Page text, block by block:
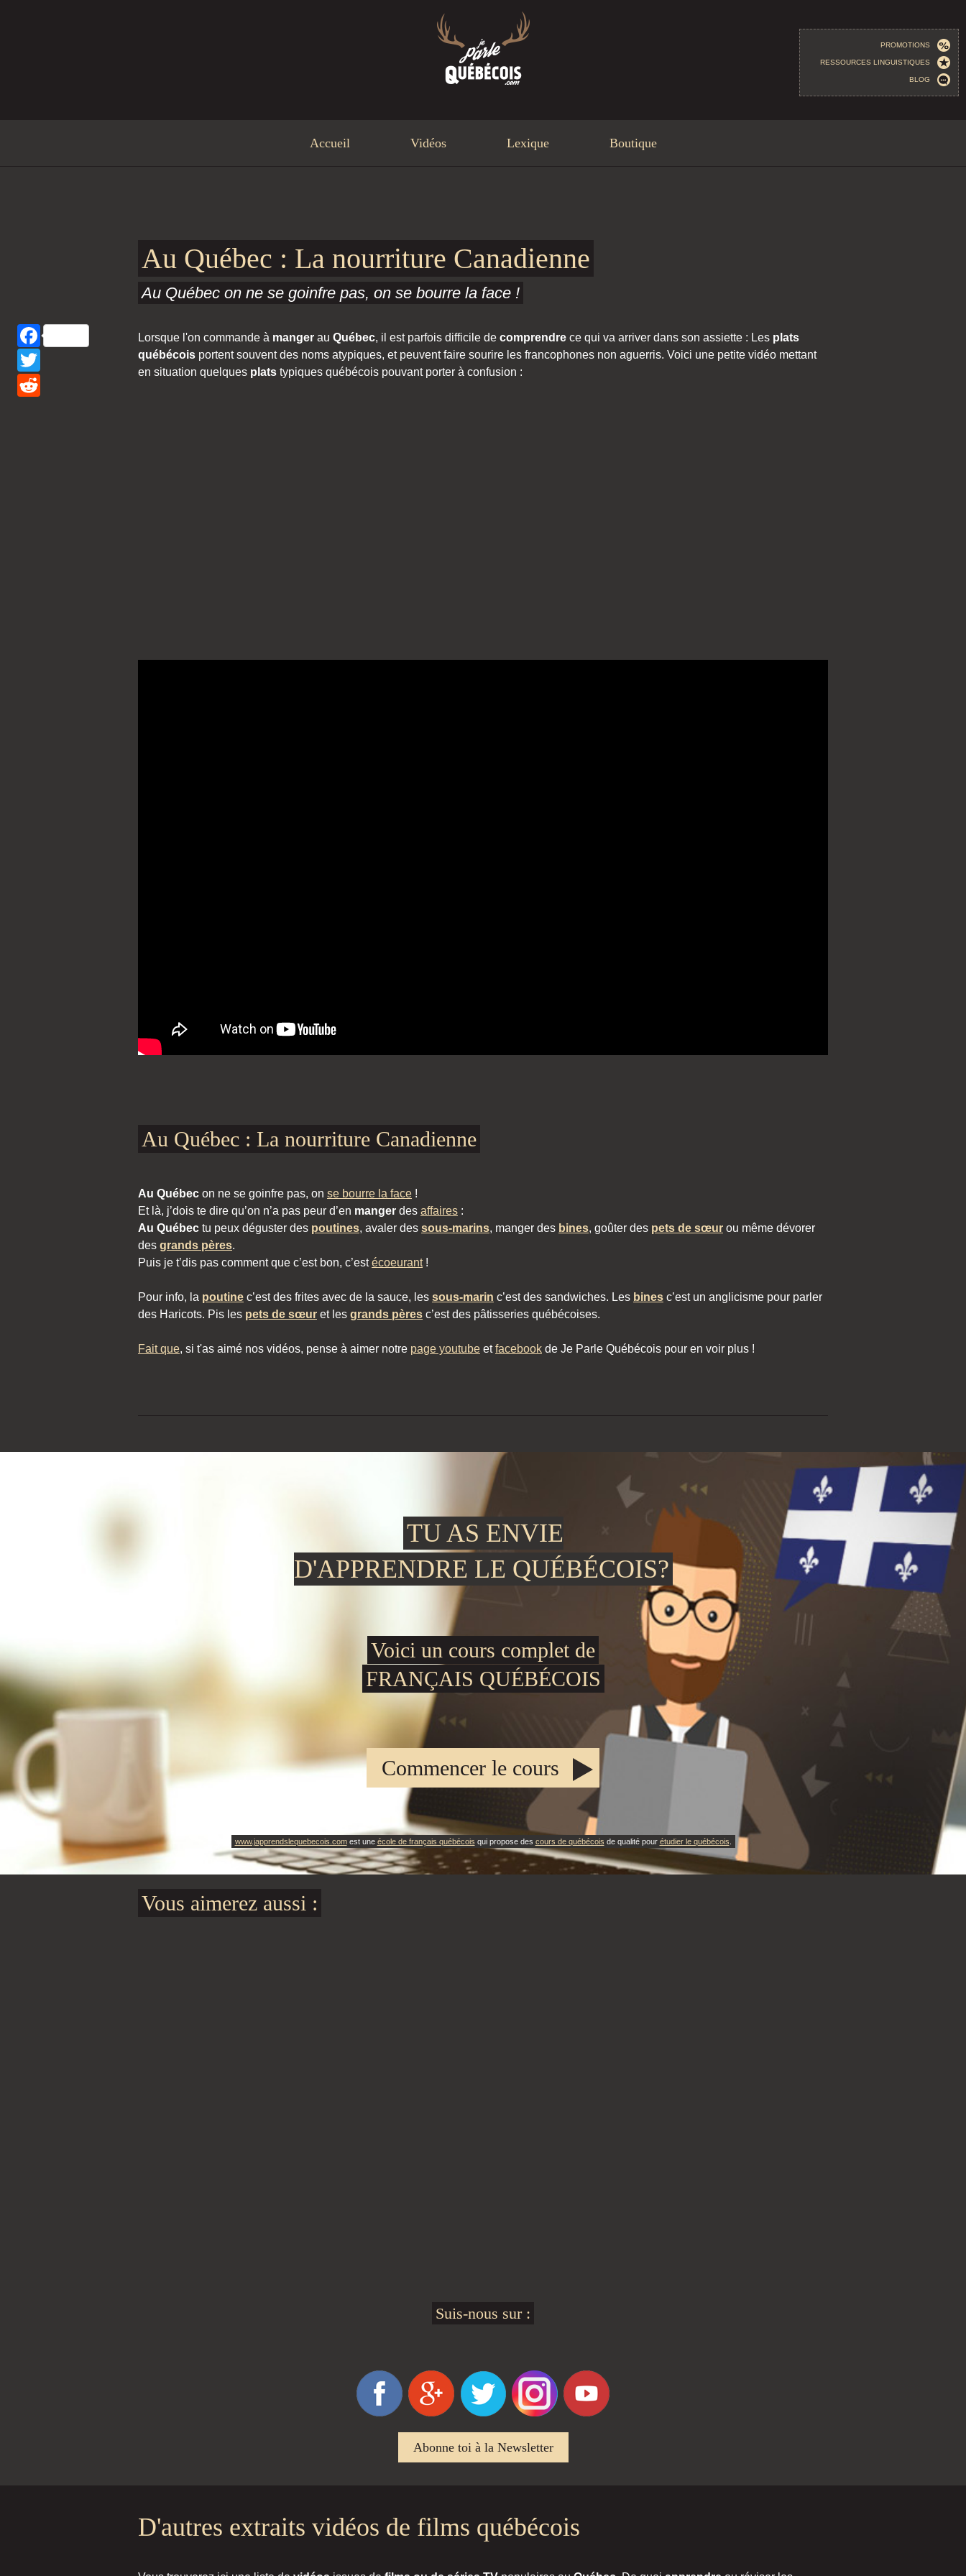
Facebook
PROMOTIONS
RESSOURCES LINGUISTIQUES
BLOG
Accueil Vidéos Lexique Boutique
Au Québec : La nourriture Canadienne
Au Québec on ne se goinfre pas, on se bourre la face !
Lorsque l'on commande à manger au Québec, il est parfois difficile de comprendre ce qui va arriver dans son assiette : Les plats
québécois portent souvent des noms atypiques, et peuvent faire sourire les francophones non aguerris. Voici une petite vidéo mettant
en situation quelques plats typiques québécois pouvant porter à confusion :
Au Québec : La nourriture Canadienne
Au Québec on ne se goinfre pas, on se bourre la face !
Et là, j’dois te dire qu’on n’a pas peur d’en manger des affaires :
Au Québec tu peux déguster des poutines, avaler des sous-marins, manger des bines, goûter des pets de sœur ou même dévorer
des grands pères.
Puis je t’dis pas comment que c’est bon, c’estécoeurant!
Pour info, la poutine c’est des frites avec de la sauce, les sous-marin c’est des sandwiches. Les bines c’est un anglicisme pour parler
des Haricots. Pis les pets de sœur et les grands pères c’est des pâtisseries québécoises.
Fait que, si t'as aimé nos vidéos, pense à aimer notre page youtube etfacebook de Je Parle Québécois pour en voir plus !
TU AS ENVIE
D'APPRENDRE LE QUÉBÉCOIS?
Voici un cours complet de
FRANÇAIS QUÉBÉCOIS
Commencer le cours
www.japprendslequebecois.comest une école de français québécois qui propose des cours de québécois de qualité pour étudier le québécois
Vous aimerez aussi :
Suis-nous sur :
Abonne toi à la Newsletter
D'autres extraits vidéos de films québécois